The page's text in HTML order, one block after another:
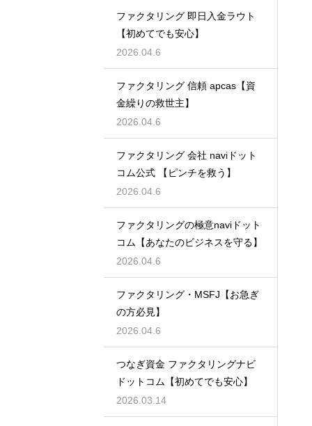
ファクタリング 即日入金ラウト
【初めてでも安心】
2026.04.6
ファクタリング 信頼 apcas【資
金繰りの救世主】
2026.04.6
ファクタリング 会社 naviドット
コム公式 【ピンチを救う】
2026.04.6
ファクタリングの極意naviドット
コム【あなたのビジネスを守る】
2026.04.6
ファクタリング・MSFJ【お急ぎ
の方必見】
2026.04.6
つなぎ資金 ファクタリングナビ
ドットコム【初めてでも安心】
2026.03.14